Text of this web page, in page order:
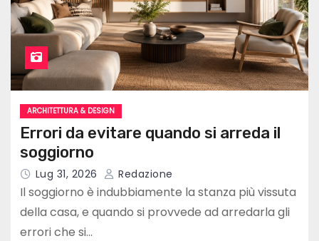
ARCHITETTURA & DESIGN
Errori da evitare quando si arreda il
soggiorno
Lug 31, 2026 Redazione
Il soggiorno è indubbiamente la stanza più vissuta
della casa, e quando si provvede ad arredarla gli
errori che si…